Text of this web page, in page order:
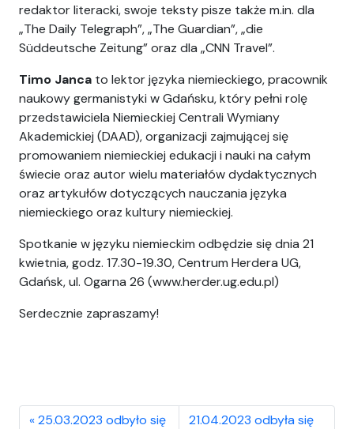
redaktor literacki, swoje teksty pisze także m.in. dla
„The Daily Telegraph”, „The Guardian”, „die
Süddeutsche Zeitung” oraz dla „CNN Travel”.
Timo Janca to lektor języka niemieckiego, pracownik
naukowy germanistyki w Gdańsku, który pełni rolę
przedstawiciela Niemieckiej Centrali Wymiany
Akademickiej (DAAD), organizacji zajmującej się
promowaniem niemieckiej edukacji i nauki na całym
świecie oraz autor wielu materiałów dydaktycznych
oraz artykułów dotyczących nauczania języka
niemieckiego oraz kultury niemieckiej.
Spotkanie w języku niemieckim odbędzie się dnia 21
kwietnia, godz. 17.30-19.30, Centrum Herdera UG,
Gdańsk, ul. Ogarna 26 (www.herder.ug.edu.pl)
Serdecznie zapraszamy!
25.03.2023 odbyło się
21.04.2023 odbyła się